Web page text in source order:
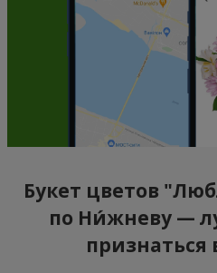
Букет цветов
по Ни́жневу —
признаться